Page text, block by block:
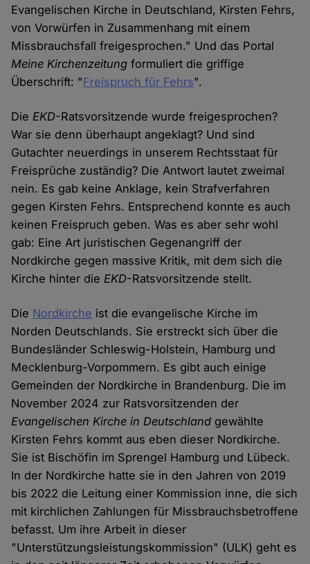
Evangelischen Kirche in Deutschland, Kirsten Fehrs,
von Vorwürfen in Zusammenhang mit einem
Missbrauchsfall freigesprochen." Und das Portal
Meine Kirchenzeitung formuliert die griffige
Überschrift: "Freispruch für Fehrs".
DieEKD-Ratsvorsitzende wurde freigesprochen?
War sie denn überhaupt angeklagt? Und sind
Gutachter neuerdings in unserem Rechtsstaat für
Freisprüche zuständig? Die Antwort lautet zweimal
nein. Es gab keine Anklage, kein Strafverfahren
gegen Kirsten Fehrs. Entsprechend konnte es auch
keinen Freispruch geben. Was es aber sehr wohl
gab: Eine Art juristischen Gegenangriff der
Nordkirche gegen massive Kritik, mit dem sich die
Kirche hinter dieEKD-Ratsvorsitzende stellt.
Die Nordkirche ist die evangelische Kirche im
Norden Deutschlands. Sie erstreckt sich über die
Bundesländer Schleswig-Holstein, Hamburg und
Mecklenburg-Vorpommern. Es gibt auch einige
Gemeinden der Nordkirche in Brandenburg. Die im
November 2024 zur Ratsvorsitzenden der
Evangelischen Kirche in Deutschland gewählte
Kirsten Fehrs kommt aus eben dieser Nordkirche.
Sie ist Bischöfin im Sprengel Hamburg und Lübeck.
In der Nordkirche hatte sie in den Jahren von 2019
bis 2022 die Leitung einer Kommission inne, die sich
mit kirchlichen Zahlungen für Missbrauchsbetroffene
befasst. Um ihre Arbeit in dieser
"Unterstützungsleistungskommission" (ULK) geht es